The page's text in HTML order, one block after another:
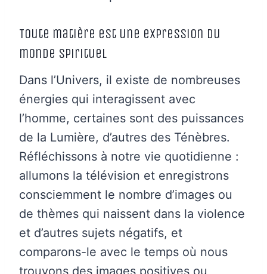
Toute matière est une expression du
monde spirituel
Dans l’Univers, il existe de nombreuses
énergies qui interagissent avec
l’homme, certaines sont des puissances
de la Lumière, d’autres des Ténèbres.
Réfléchissons à notre vie quotidienne :
allumons la télévision et enregistrons
consciemment le nombre d’images ou
de thèmes qui naissent dans la violence
et d’autres sujets négatifs, et
comparons-le avec le temps où nous
trouvons des images positives ou